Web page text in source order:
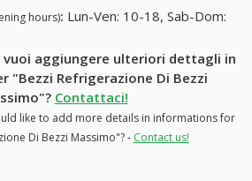
hours): Lun-Ven: 10-18, Sab-Dom:
aggiungere ulteriori dettagli in
"Bezzi Refrigerazione Di Bezzi
Contattaci!
like to add more details in informations for
Di Bezzi Massimo"? - Contact us!